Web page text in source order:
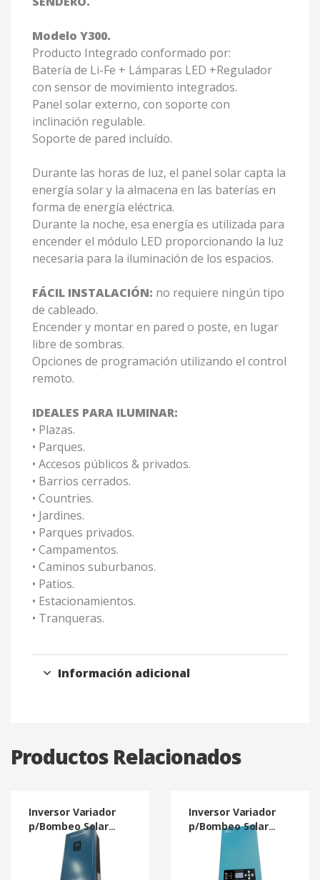
Modelo Y300.
Producto Integrado conformado por:
Batería de Li-Fe + Lámparas LED +Regulador
con sensor de movimiento integrados.
Panel solar externo, con soporte con
inclinación regulable.
Soporte de pared incluído.
Durante las horas de luz, el panel solar capta la
energía solar y la almacena en las baterías en
forma de energía eléctrica.
Durante la noche, esa energía es utilizada para
encender el módulo LED proporcionando la luz
necesaria para la iluminación de los espacios.
FÁCIL INSTALACIÓN: no requiere ningún tipo
de cableado.
Encender y montar en pared o poste, en lugar
libre de sombras.
Opciones de programación utilizando el control
remoto.
IDEALES PARA ILUMINAR:
• Plazas.
• Parques.
• Accesos públicos & privados.
• Barrios cerrados.
• Countries.
• Jardines.
• Parques privados.
• Campamentos.
• Caminos suburbanos.
• Patios.
• Estacionamientos.
• Tranqueras.
Información adicional
Productos Relacionados
Inversor Variador
p/Bombeo Solar
H5500H T HYB
Inversor Variador
p/Bombeo Solar
HSPH7500H